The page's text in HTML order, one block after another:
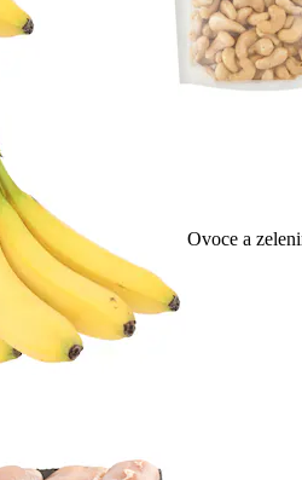
Ovoce a